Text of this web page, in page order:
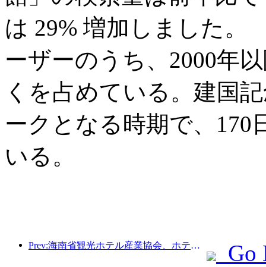
は 29% 増加しました。
ーザーのうち、2000年
くを占めている。建国
ークとなる時期で、170
いる。
Prev:海南省観光ホ​​テル産業協会、ホテルを被災住民の一時的な避難所にすることを提案
Go